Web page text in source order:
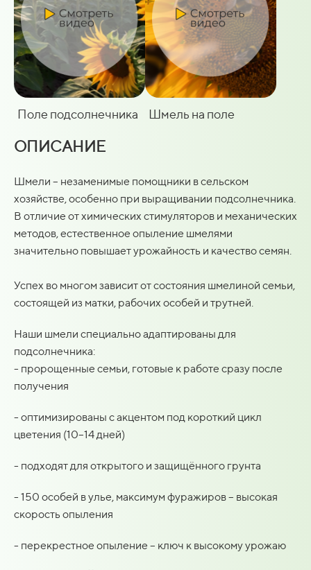
Поле подсолнечника Шмель на поле
ОПИСАНИЕ
Шмели – незаменимые помощники в сельском
хозяйстве, особенно при выращивании подсолнечника.
В отличие от химических стимуляторов и механических
методов, естественное опыление шмелями
значительно повышает урожайность и качество семян.
Успех во многом зависит от состояния шмелиной семьи,
состоящей из матки, рабочих особей и трутней.
Наши шмели специально адаптированы для
подсолнечника:
- пророщенные семьи, готовые к работе сразу после
получения
- оптимизированы с акцентом под короткий цикл
цветения (10–14 дней)
- подходят для открытого и защищённого грунта
- 150 особей в улье, максимум фуражиров – высокая
скорость опыления
- перекрестное опыление – ключ к высокому урожаю